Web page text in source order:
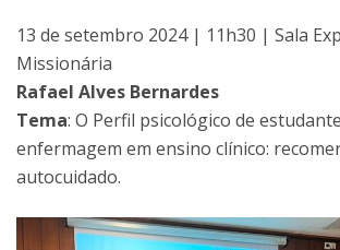
13 de setembro 2024 | 11h30 | Sala
Missionária
Rafael Alves Bernardes
Tema: O Perfil psicológico de
enfermagem em ensino clínico:
autocuidado.